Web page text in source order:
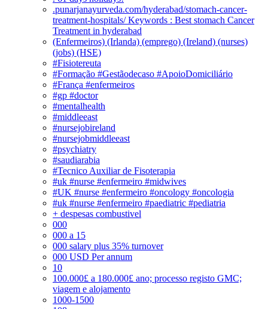
.punarjanayurveda.com/hyderabad/stomach-cancer-
treatment-hospitals/ Keywords : Best stomach Cancer
Treatment in hyderabad
(Enfermeiros) (Irlanda) (emprego) (Ireland) (nurses)
(jobs) (HSE)
#Fisiotereuta
#Formação #Gestãodecaso #ApoioDomiciliário
#França #enfermeiros
#gp #doctor
#mentalhealth
#middleeast
#nursejobireland
#nursejobmiddleeast
#psychiatry
#saudiarabia
#Tecnico Auxiliar de Fisoterapia
#uk #nurse #enfermeiro #midwives
#UK #nurse #enfermeiro #oncology #oncologia
#uk #nurse #enfermeiro #paediatric #pediatria
+ despesas combustivel
000
000 a 15
000 salary plus 35% turnover
000 USD Per annum
10
100.000£ a 180.000£ ano; processo registo GMC;
viagem e alojamento
1000-1500